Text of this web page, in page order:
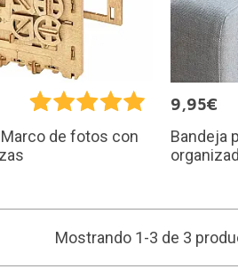
de fotos con
9,95€
Bandeja
Mostrando 1-3 de 3